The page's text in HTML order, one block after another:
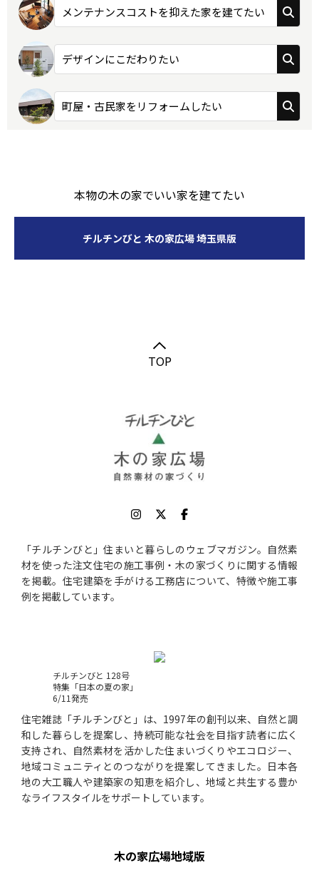
メンテナンスコストを抑えた家を建てたい
デザインにこだわりたい
町屋・古民家をリフォームしたい
本物の木の家でいい家を建てたい
チルチンびと 木の家広場 埼玉県版
TOP
「チルチンびと」住まいと暮らしのウェブマガジン。自然素
材を使った注文住宅の施工事例・木の家づくりに関する情報
を掲載。住宅建築を手がける工務店について、特徴や施工事
例を掲載しています。
チルチンびと 128号
特集「日本の夏の家」
6/11発売
住宅雑誌「チルチンびと」は、1997年の創刊以来、自然と調
和した暮らしを提案し、持続可能な社会を目指す読者に広く
支持され、自然素材を活かした住まいづくりやエコロジー、
地域コミュニティとのつながりを提案してきました。日本各
地の大工職人や建築家の知恵を紹介し、地域と共生する豊か
なライフスタイルをサポートしています。
木の家広場地域版